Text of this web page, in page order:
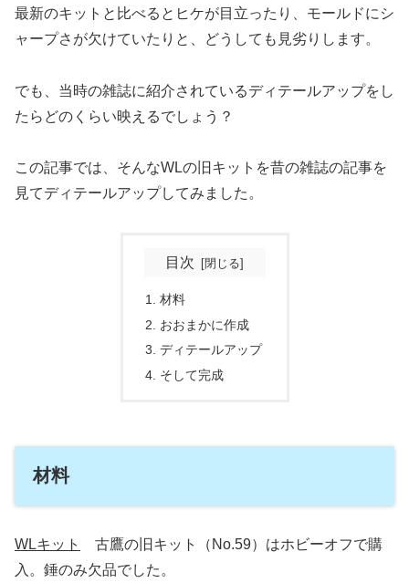
最新のキットと比べるとヒケが目立ったり、モールドにシ
ャープさが欠けていたりと、どうしても見劣りします。
でも、当時の雑誌に紹介されているディテールアップをし
たらどのくらい映えるでしょう？
この記事では、そんなWLの旧キットを昔の雑誌の記事を
見てディテールアップしてみました。
目次
材料
おおまかに作成
ディテールアップ
そして完成
材料
WLキット
古鷹の旧キット（No.59）はホビーオフで購
入。錘のみ欠品でした。